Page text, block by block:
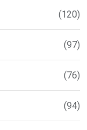
(120)
(97)
(76)
(94)